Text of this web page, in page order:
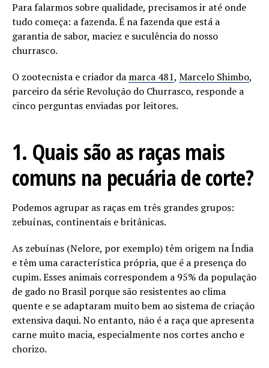
Para falarmos sobre qualidade, precisamos ir até onde
tudo começa: a fazenda. É na fazenda que está a
garantia de sabor, maciez e suculência do nosso
churrasco.
O zootecnista e criador da marca 481, Marcelo Shimbo,
parceiro da série Revolução do Churrasco, responde a
cinco perguntas enviadas por leitores.
1. Quais são as raças mais
comuns na pecuária de corte?
Podemos agrupar as raças em três grandes grupos:
zebuínas, continentais e britânicas.
As zebuínas (Nelore, por exemplo) têm origem na Índia
e têm uma característica própria, que é a presença do
cupim. Esses animais correspondem a 95% da população
de gado no Brasil porque são resistentes ao clima
quente e se adaptaram muito bem ao sistema de criação
extensiva daqui. No entanto, não é a raça que apresenta
carne muito macia, especialmente nos cortes ancho e
chorizo.